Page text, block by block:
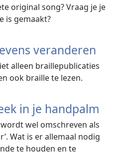
original song? Vraag je je
is gemaakt?
veranderen
alleen braillepublicaties
ook braille te lezen.
in je handpalm
wel omschreven als
Wat is er allemaal nodig
te houden en te